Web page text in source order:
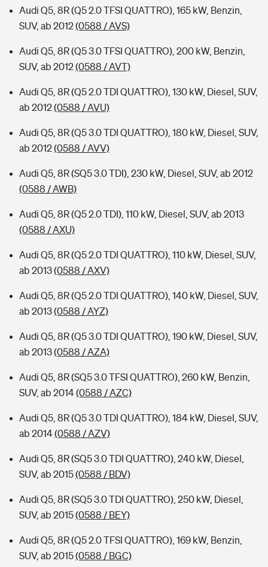
Audi Q5, 8R (Q5 2.0 TFSI QUATTRO), 165 kW, Benzin,
SUV, ab 2012(0588 / AVS)
Audi Q5, 8R (Q5 3.0 TFSI QUATTRO), 200 kW, Benzin,
SUV, ab 2012(0588 / AVT)
Audi Q5, 8R (Q5 2.0 TDI QUATTRO), 130 kW, Diesel, SUV,
ab 2012(0588 / AVU)
Audi Q5, 8R (Q5 3.0 TDI QUATTRO), 180 kW, Diesel, SUV,
ab 2012(0588 / AVV)
Audi Q5, 8R (SQ5 3.0 TDI), 230 kW, Diesel, SUV, ab 2012
(0588 / AWB)
Audi Q5, 8R (Q5 2.0 TDI), 110 kW, Diesel, SUV, ab 2013
(0588 / AXU)
Audi Q5, 8R (Q5 2.0 TDI QUATTRO), 110 kW, Diesel, SUV,
ab 2013(0588 / AXV)
Audi Q5, 8R (Q5 2.0 TDI QUATTRO), 140 kW, Diesel, SUV,
ab 2013(0588 / AYZ)
Audi Q5, 8R (Q5 3.0 TDI QUATTRO), 190 kW, Diesel, SUV,
ab 2013(0588 / AZA)
Audi Q5, 8R (SQ5 3.0 TFSI QUATTRO), 260 kW, Benzin,
SUV, ab 2014(0588 / AZC)
Audi Q5, 8R (Q5 3.0 TDI QUATTRO), 184 kW, Diesel, SUV,
ab 2014(0588 / AZV)
Audi Q5, 8R (SQ5 3.0 TDI QUATTRO), 240 kW, Diesel,
SUV, ab 2015(0588 / BDV)
Audi Q5, 8R (SQ5 3.0 TDI QUATTRO), 250 kW, Diesel,
SUV, ab 2015(0588 / BEY)
Audi Q5, 8R (Q5 2.0 TFSI QUATTRO), 169 kW, Benzin,
SUV, ab 2015(0588 / BGC)